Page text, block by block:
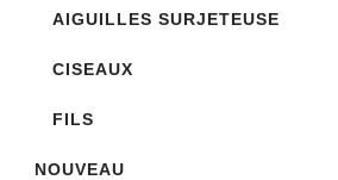
AIGUILLES SURJETEUSE
CISEAUX
FILS
NOUVEAU